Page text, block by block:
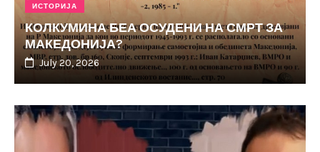
ИСТОРИЈА
КОЛКУМИНА БЕА ОСУДЕНИ НА СМРТ ЗА
МАКЕДОНИЈА?
July 20, 2026